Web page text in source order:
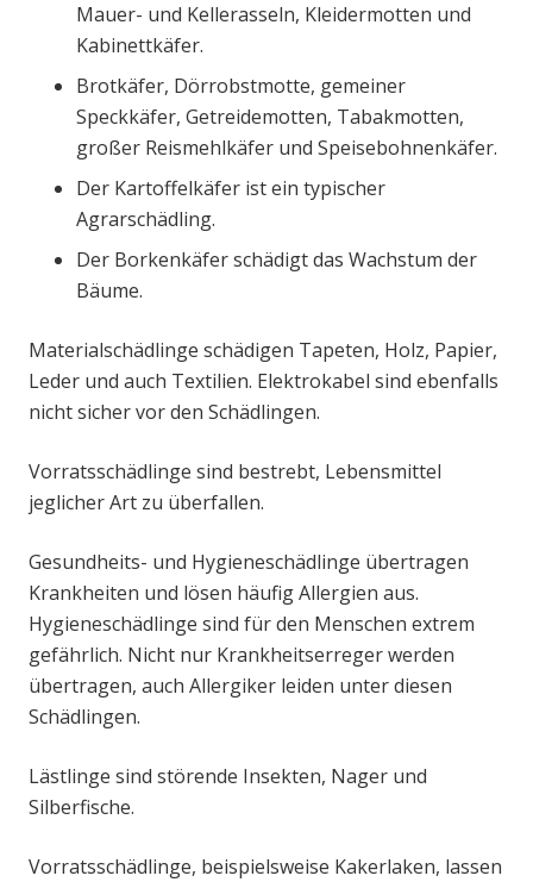
Mauer- und Kellerasseln, Kleidermotten und
Kabinettkäfer.
Brotkäfer, Dörrobstmotte, gemeiner
Speckkäfer, Getreidemotten, Tabakmotten,
großer Reismehlkäfer und Speisebohnenkäfer.
Der Kartoffelkäfer ist ein typischer
Agrarschädling.
Der Borkenkäfer schädigt das Wachstum der
Bäume.
Materialschädlinge schädigen Tapeten, Holz, Papier,
Leder und auch Textilien. Elektrokabel sind ebenfalls
nicht sicher vor den Schädlingen.
Vorratsschädlinge sind bestrebt, Lebensmittel
jeglicher Art zu überfallen.
Gesundheits- und Hygieneschädlinge übertragen
Krankheiten und lösen häufig Allergien aus.
Hygieneschädlinge sind für den Menschen extrem
gefährlich. Nicht nur Krankheitserreger werden
übertragen, auch Allergiker leiden unter diesen
Schädlingen.
Lästlinge sind störende Insekten, Nager und
Silberfische.
Vorratsschädlinge, beispielsweise Kakerlaken, lassen